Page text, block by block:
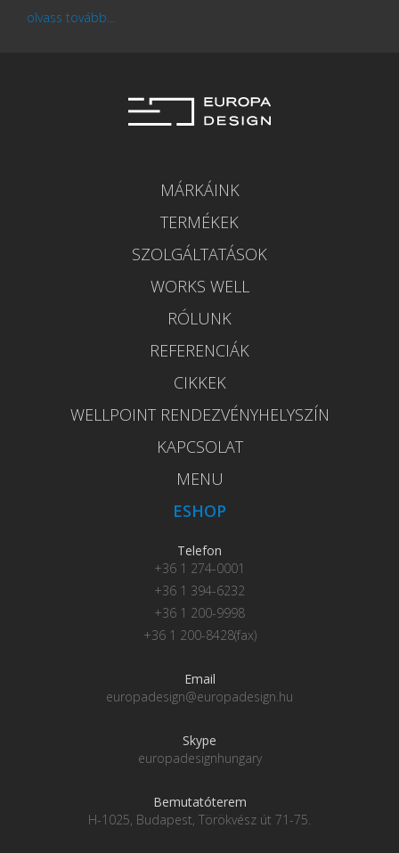
olvass tovább...
MÁRKÁINK
TERMÉKEK
SZOLGÁLTATÁSOK
WORKS WELL
RÓLUNK
REFERENCIÁK
CIKKEK
WELLPOINT RENDEZVÉNYHELYSZÍN
KAPCSOLAT
MENU
ESHOP
Telefon
+36 1 274-0001
+36 1 394-6232
+36 1 200-9998
+36 1 200-8428(fax)
Email
europadesign@europadesign.hu
Skype
europadesignhungary
Bemutatóterem
H-1025, Budapest, Törökvész út 71-75.